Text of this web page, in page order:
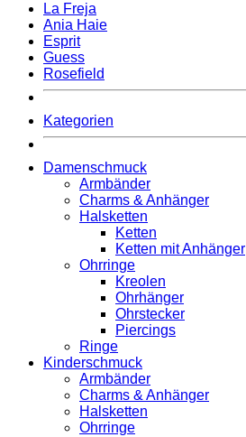
La Freja
Ania Haie
Esprit
Guess
Rosefield
Kategorien
Damenschmuck
Armbänder
Charms & Anhänger
Halsketten
Ketten
Ketten mit Anhänger
Ohrringe
Kreolen
Ohrhänger
Ohrstecker
Piercings
Ringe
Kinderschmuck
Armbänder
Charms & Anhänger
Halsketten
Ohrringe